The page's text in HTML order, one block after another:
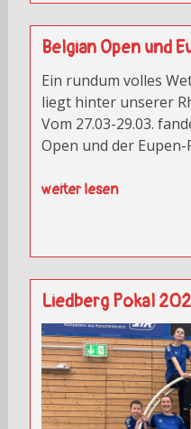
Belgian Open und
Ein rundum volles
liegt hinter unserer
Vom 27.03-29.03.
Open und der
weiter lesen
Liedberg Pokal